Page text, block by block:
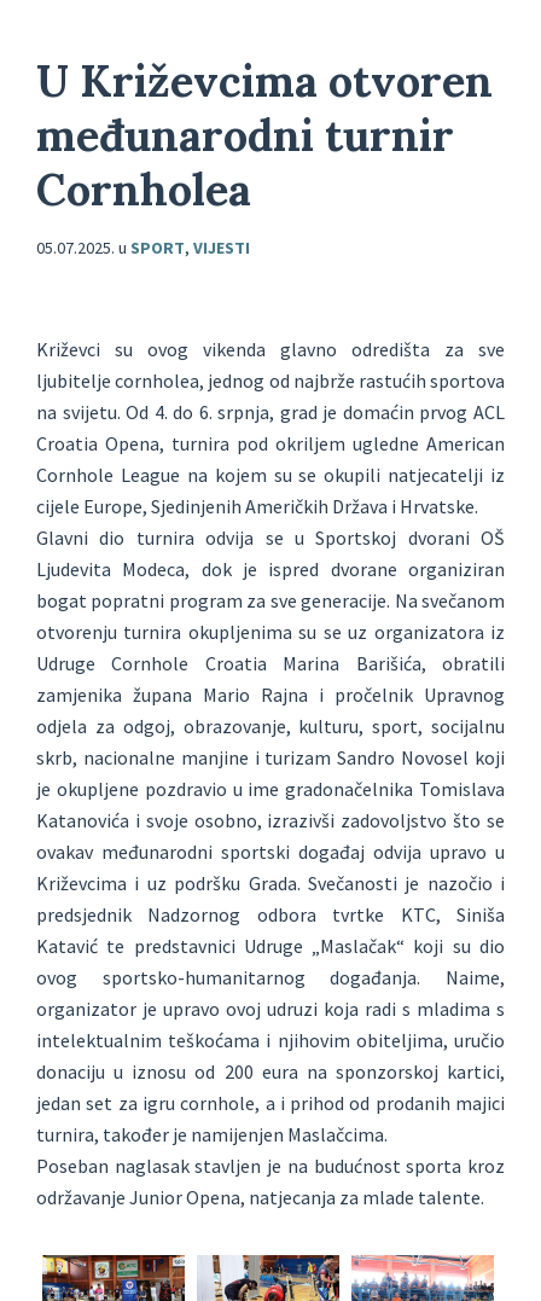
U Križevcima otvoren
međunarodni turnir
Cornholea
05.07.2025. u SPORT, VIJESTI
Križevci su ovog vikenda glavno odredišta za sve
ljubitelje cornholea, jednog od najbrže rastućih sportova
na svijetu. Od 4. do 6. srpnja, grad je domaćin prvog ACL
Croatia Opena, turnira pod okriljem ugledne American
Cornhole League na kojem su se okupili natjecatelji iz
cijele Europe, Sjedinjenih Američkih Država i Hrvatske.
Glavni dio turnira odvija se u Sportskoj dvorani OŠ
Ljudevita Modeca, dok je ispred dvorane organiziran
bogat popratni program za sve generacije. Na svečanom
otvorenju turnira okupljenima su se uz organizatora iz
Udruge Cornhole Croatia Marina Barišića, obratili
zamjenika župana Mario Rajna i pročelnik Upravnog
odjela za odgoj, obrazovanje, kulturu, sport, socijalnu
skrb, nacionalne manjine i turizam Sandro Novosel koji
je okupljene pozdravio u ime gradonačelnika Tomislava
Katanovića i svoje osobno, izrazivši zadovoljstvo što se
ovakav međunarodni sportski događaj odvija upravo u
Križevcima i uz podršku Grada. Svečanosti je nazočio i
predsjednik Nadzornog odbora tvrtke KTC, Siniša
Katavić te predstavnici Udruge „Maslačak“ koji su dio
ovog sportsko-humanitarnog događanja. Naime,
organizator je upravo ovoj udruzi koja radi s mladima s
intelektualnim teškoćama i njihovim obiteljima, uručio
donaciju u iznosu od 200 eura na sponzorskoj kartici,
jedan set za igru cornhole, a i prihod od prodanih majici
turnira, također je namijenjen Maslačcima.
Poseban naglasak stavljen je na budućnost sporta kroz
održavanje Junior Opena, natjecanja za mlade talente.